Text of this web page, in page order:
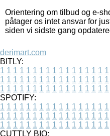
Orientering om tilbud og e-
påtager os intet ansvar for
siden vi sidste gang
derimart.com
BITLY:
1 1 1 1 1 1 1 1 1 1 1 1 1 1 1 1 1
1 1 1 1 1 1 1 1 1 1 1 1 1 1 1 1 1
1 1 1 1 1 1 1 1 1 1 1 1 1 1 1 1 1
SPOTIFY:
1 1 1 1 1 1 1 1 1 1 1 1 1 1 1 1 1
1 1 1 1 1 1 1 1 1 1 1 1 1 1 1 1 1
1 1 1 1 1 1 1 1 1 1 1 1 1 1 1 1 1
CUTTLY BIO: